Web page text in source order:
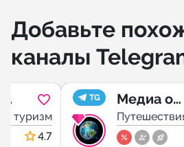
Добавьте
каналы
и туризм
4.7
TG
Медиа о